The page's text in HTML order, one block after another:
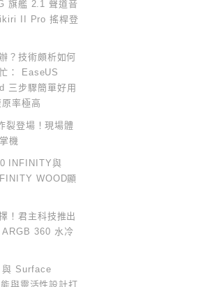
旗艦 2.1 聲道音
II Pro 搖桿登
？技術頗析如何
： EaseUS
三步驟簡單好用
率極高
裂登場！現場體
機
INFINITY與
WOOD顯
！君主科技推出
360 水冷
Surface
與靈活性設計打